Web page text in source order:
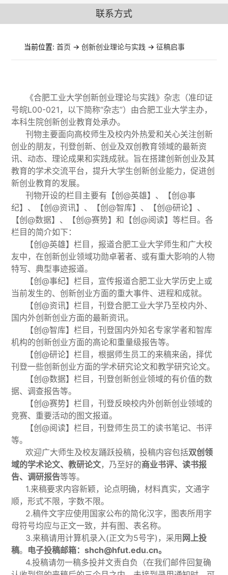
联系方式
当前位置:首页 ->创新创业理论与实践 ->征稿启事
《合肥工业大学创新创业理论与实践》杂志（准印证
号皖L00-021，以下简称“杂志”）由合肥工业大学主办，
本科生院创新创业教育处承办。
刊物主要面向高校师生及校内外热爱和关心关注创新
创业的朋友，刊登创新、创业及双创教育领域的最新资
讯、动态、理论成果和实践成就。旨在搭建创新创业及其
教育的学术交流平台，提升大学生创新创业能力，促进创
新创业教育的发展。
刊物开设的栏目主要有【创@英雄】、【创@事
纪】、【创@资讯】、【创@智库】、【创@研论】、
【创@数据】、【创@赛势】和【创@阅读】等栏目。各
栏目的简介如下：
【创@英雄】栏目，报道合肥工业大学师生和广大校
友中，在创新创业领域功勋卓著者、或有重大影响的人物
特写、典型事迹报道。
【创@事纪】栏目，宣传报道合肥工业大学历史上或
当前发生的、创新创业方面的重大事件、进程和成就。
【创@资讯】栏目，刊登合肥工业大学乃至校内外、
国内外创新创业方面的最新资讯。
【创@智库】栏目，刊登国内外知名专家学者和智库
机构的创新创业方面的高论和重量级报告等。
【创@研论】栏目，根据师生员工的来稿来函，择优
刊登一些创新创业方面的学术研究论文和教学研究论文。
【创@数据】栏目，刊登创新创业领域的有价值的数
据、调查报告等。
【创@赛势】栏目，刊登反映校内外创新创业领域的
竞赛、重要活动的图文报道。
【创@阅读】栏目，刊登师生员工的读书笔记、书评
等。
欢迎广大师生及校友踊跃投稿，投稿内容包括双创领
域的学术论文、教研论文，乃至好的商业书评、读书报
告、调研报告等等。
1.来稿要求内容新颖，论点明确，材料真实，文通字
顺，形式不限，字数不限。
2.稿件文字应使用国家公布的简化汉字，图表所用字
母符号均应与正文一致，并有图、表名称。
3.来稿请用计算机录入(正文为5号字)，采用 网上投
稿。 电子投稿邮箱：shch@hfut.edu.cn。
4.投稿请勿一稿多投并文责自负（在我们邮件回复确